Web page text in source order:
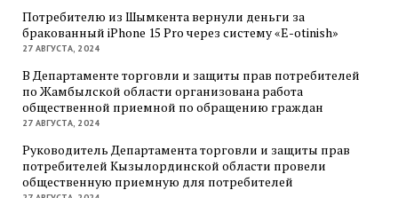
Потребителю из Шымкента вернули деньги за
бракованный iPhone 15 Pro через систему «E-otinish»
27 АВГУСТА, 2024
В Департаменте торговли и защиты прав потребителей
по Жамбылской области организована работа
общественной приемной по обращению граждан
27 АВГУСТА, 2024
Руководитель Департамента торговли и защиты прав
потребителей Кызылординской области провели
общественную приемную для потребителей